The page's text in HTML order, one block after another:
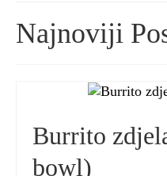
suradnje/kontakt
pravila privatnosti
uvjeti korištenja
kolačići
Najnoviji
Burrito
bowl)